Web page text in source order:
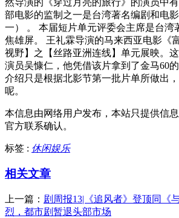
部电影的监制之一是台湾著名编剧和电
一） 。 本届短片单元评委会主席是台湾
焦雄屏。 王礼霖导演的马来西亚电影《
视野】之【丝路亚洲连线】单元展映。
演员吴慷仁，他凭借该片拿到了金马60
介绍只是根据北影节第一批片单所做出
呢。
本信息由网络用户发布， 本站只提供信
官方联系确认。
标签 : 休闲娱乐
相关文章
上一篇： 剧周报13|《追风者》登顶同《
烈，都市剧暂退头部市场